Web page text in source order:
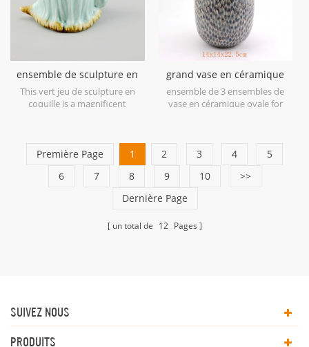
ensemble de sculpture en
céramique coquille verte
This vert jeu de sculpture en
coquille is a magnificent
grand vase en céramique
ovale bleu antique
ensemble de 3 ensembles de
vase en céramique ovale for
Première Page 1 2 3 4
5
6
7 8 9 10
>>
Dernière Page
un total de 12 Pages
SUIVEZ NOUS
PRODUITS